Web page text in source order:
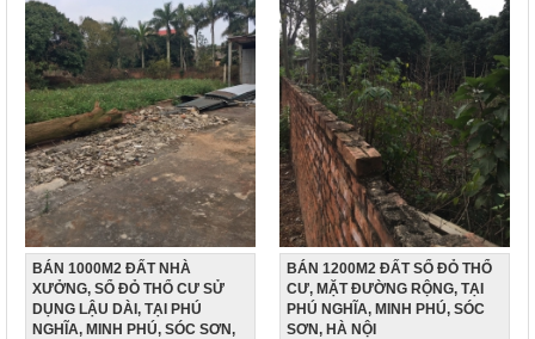
BÁN 1000M2 ĐẤT NHÀ
XƯỞNG, SỔ ĐỎ THỔ CƯ SỬ
DỤNG LẬU DÀI, TẠI PHÚ
NGHĨA, MINH PHÚ, SÓC SƠN,
BÁN 1200M2 ĐẤT SỔ ĐỎ THỔ
CƯ, MẶT ĐƯỜNG RỘNG, TẠI
PHÚ NGHĨA, MINH PHÚ, SÓC
SƠN, HÀ NỘI